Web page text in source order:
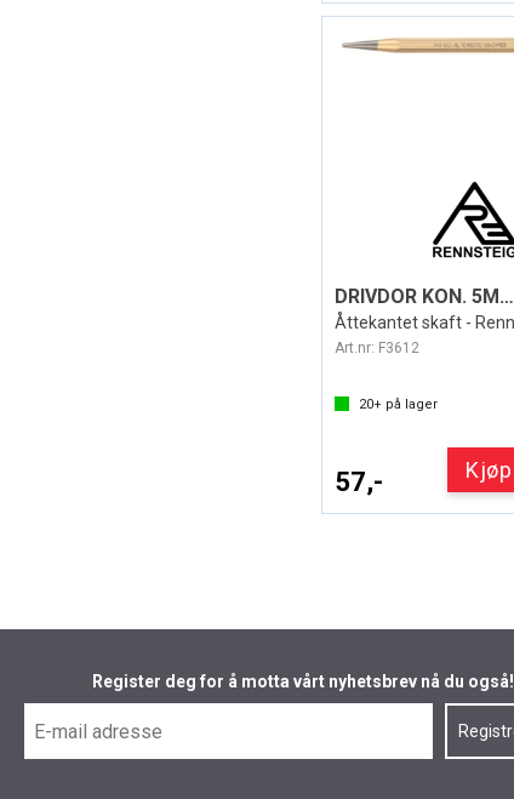
DRIVDOR KON. 5MM/120MM LANG
Art.nr: F3612
20+ på lager
57,- Kjøp
Register deg for å motta vårt nyhetsbrev nå du også!